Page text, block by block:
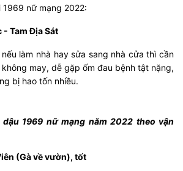
nữ mạng 2022:
- Tam Địa Sát
làm nhà hay sửa sang nhà cửa thì cần
may, dễ gặp ốm đau bệnh tật nặng,
bị hao tốn nhiều.
1969 nữ mạng năm 2022 theo vận
(Gà về vườn), tốt